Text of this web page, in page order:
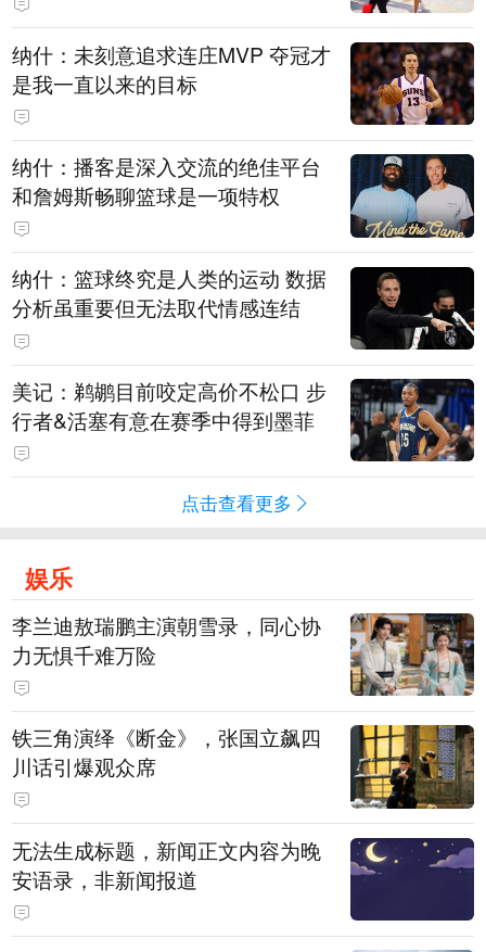
纳什：未刻意追求连庄MVP 夺冠才
是我一直以来的目标
纳什：播客是深入交流的绝佳平台
和詹姆斯畅聊篮球是一项特权
纳什：篮球终究是人类的运动 数据
分析虽重要但无法取代情感连结
美记：鹈鹕目前咬定高价不松口 步
行者&活塞有意在赛季中得到墨菲
点击查看更多
娱乐
李兰迪敖瑞鹏主演朝雪录，同心协
力无惧千难万险
铁三角演绎《断金》，张国立飙四
川话引爆观众席
无法生成标题，新闻正文内容为晚
安语录，非新闻报道